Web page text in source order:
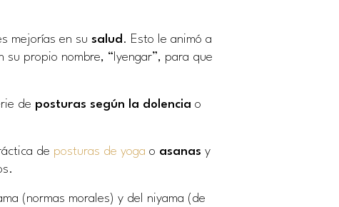
mejorías en su salud . Esto le animó a
su propio nombre, “Iyengar”, para que
de posturas según la dolencia o
de posturas de yoga o asanas y
(normas morales) y del niyama (de